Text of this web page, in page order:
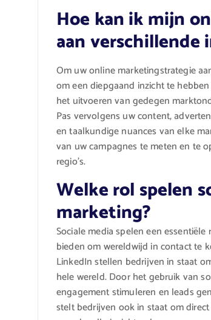
Hoe kan ik mijn
aan
Om uw online marketingstrategie
om een diepgaand inzicht te
het uitvoeren van gedegen
Pas vervolgens uw content,
en taalkundige nuances van elke
van uw campagnes te meten en te
regio’s.
Welke rol spelen
marketing?
Sociale media spelen een
bieden om wereldwijd in contact te
LinkedIn stellen bedrijven in staat
hele wereld. Door het gebruik van
engagement stimuleren en leads
stelt bedrijven ook in staat om